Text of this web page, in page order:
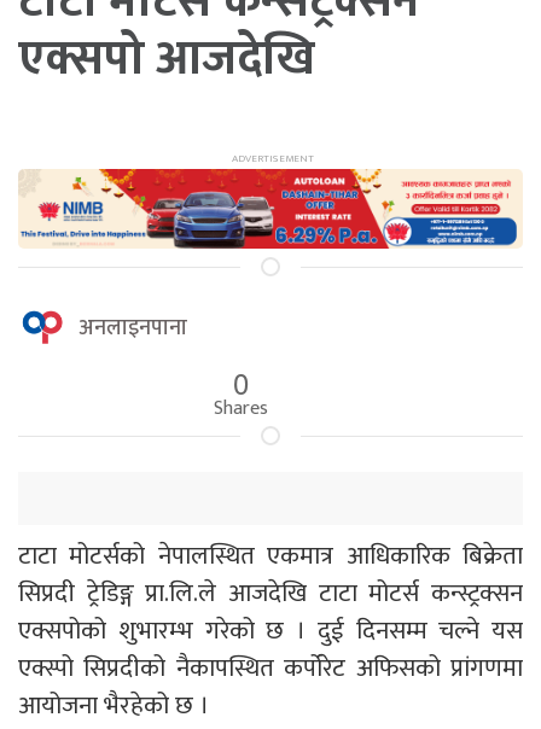
एक्सपो आजदेखि
अनलाइनपाना
0
Shares
टाटा मोटर्सको नेपालस्थित एकमात्र आधिकारिक बिक्रेता
सिप्रदी ट्रेडिङ्ग प्रा.लि.ले आजदेखि टाटा मोटर्स कन्स्ट्रक्सन
एक्सपोको शुभारम्भ गरेको छ । दुई दिनसम्म चल्ने यस
एक्स्पो सिप्रदीको नैकापस्थित कर्पोरेट अफिसको प्रांगणमा
आयोजना भैरहेको छ ।